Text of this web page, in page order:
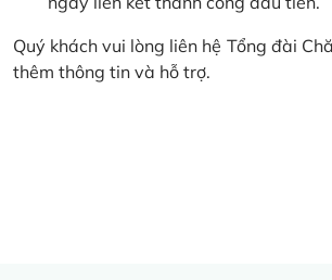
Quý khách vui lòng liên hệ Tổng đài
thêm thông tin và hỗ trợ.